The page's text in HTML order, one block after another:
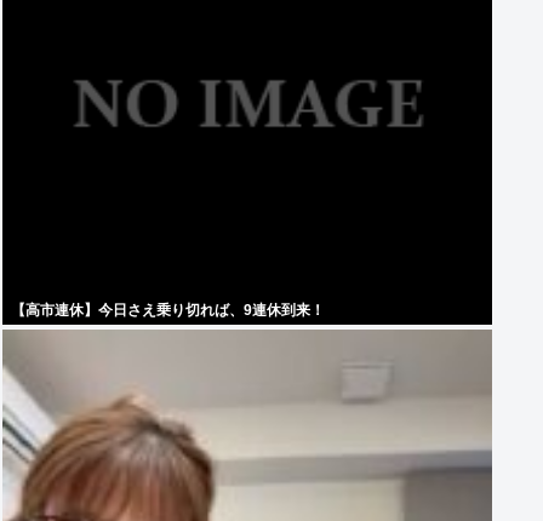
【高市連休】今日さえ乗り切れば、9連休到来！